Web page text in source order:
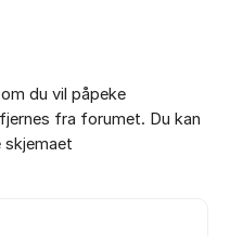
du vil påpeke
fra forumet. Du kan
skjemaet